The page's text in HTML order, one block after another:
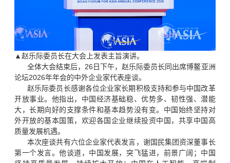
▲赵乐际委员长在大会上发表主旨演讲。
全体大会结束后，26日下午，赵乐际委员长同出席博鳌亚洲
论坛2026年年会的中外企业家代表座谈。
赵乐际委员长感谢各位企业家长期积极支持和参与中国改革
开放事业。他指出，中国经济基础稳、优势多、韧性强、潜能
大，长期向好的支撑条件和基本趋势没有变。中国始终坚持对
外开放的基本国策，欢迎各国企业继续投资中国，共享中国高
质量发展机遇。
本次座谈共有六位企业家代表发言，谢国民集团资深董事长
第一个发言。他谈道，中国发展，突飞猛进，前景广阔；中国